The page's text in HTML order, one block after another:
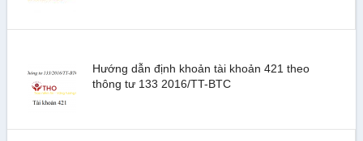
Hướng dẫn định khoản tài khoản 421 theo
thông tư 133 2016/TT-BTC